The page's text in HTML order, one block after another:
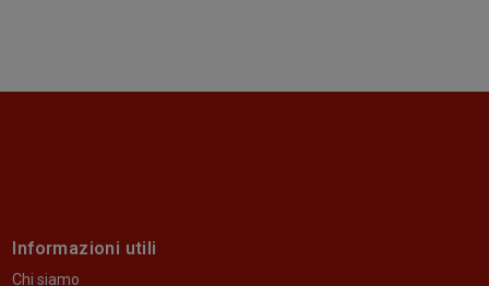
Informazioni utili
Chi siamo